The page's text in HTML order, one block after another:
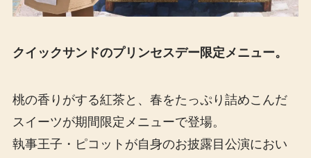
クイックサンドのプリンセスデー限定メニュー。
桃の香りがする紅茶と、春をたっぷり詰めこんだ
スイーツが期間限定メニューで登場。
執事王子・ピコットが自身のお披露目公演におい